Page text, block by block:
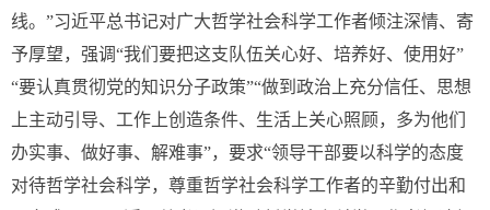
线。”习近平总书记对广大哲学社会科学工作者倾注深情、寄
予厚望，强调“我们要把这支队伍关心好、培养好、使用好”
“要认真贯彻党的知识分子政策”“做到政治上充分信任、思想
上主动引导、工作上创造条件、生活上关心照顾，多为他们
办实事、做好事、解难事”，要求“领导干部要以科学的态度
对待哲学社会科学，尊重哲学社会科学工作者的辛勤付出和